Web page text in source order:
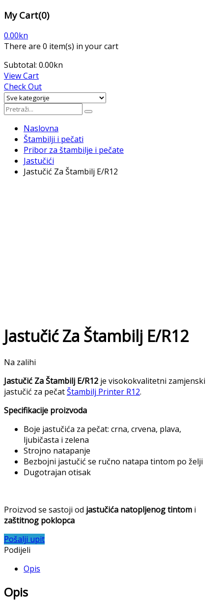
My Cart(0)
0.00kn
There are 0 item(s) in your cart
Subtotal: 0.00kn
View Cart
Check Out
Naslovna
Štambilji i pečati
Pribor za štambilje i pečate
Jastučići
Jastučić Za Štambilj E/R12
Jastučić Za Štambilj E/R12
Na zalihi
Jastučić Za Štambilj E/R12 je visokokvalitetni zamjenski
jastučić za pečatŠtambilj Printer R12.
Specifikacije proizvoda
Boje jastučića za pečat: crna, crvena, plava,
ljubičasta i zelena
Strojno natapanje
Bezbojni jastučić se ručno natapa tintom po želji
Dugotrajan otisak
Proizvod se sastoji od jastučića natopljenog tintom i
zaštitnog poklopca
Pošalji upit
Podijeli
Opis
Opis